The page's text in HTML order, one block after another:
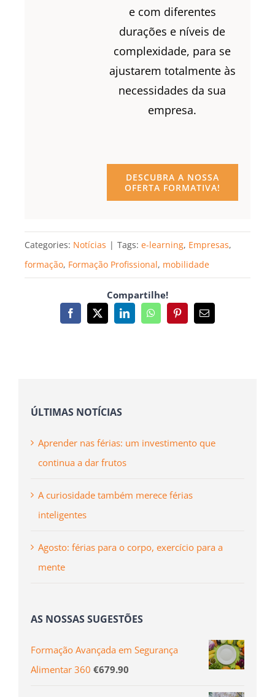
e com diferentes
durações e níveis de
complexidade, para se
ajustarem totalmente às
necessidades da sua
empresa.
DESCUBRA A NOSSA
OFERTA FORMATIVA!
Categories: Notícias | Tags: e-learning, Empresas,
formação, Formação Profissional, mobilidade
Compartilhe!
Facebook
X LinkedInWhatsAppPinterestEmail
(necessário
ÚLTIMAS NOTÍCIAS
Aprender nas férias: um investimento que
continua a dar frutos
A curiosidade também merece férias
inteligentes
Agosto: férias para o corpo, exercício para a
mente
AS NOSSAS SUGESTÕES
Formação Avançada em Segurança
Alimentar 360 €679.90